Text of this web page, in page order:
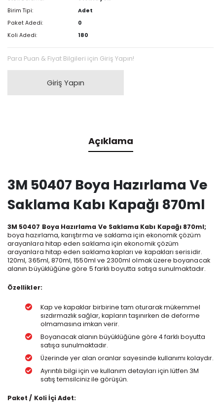
Birim Tipi:
Adet
Paket Adedi:
0
Koli Adedi:
180
Para Puan & Fiyat Bilgileri için Giriş Yapın!
Giriş Yapın
Açıklama
3M 50407 Boya Hazırlama Ve
Saklama Kabı Kapağı 870ml
3M 50407 Boya Hazırlama Ve Saklama Kabı Kapağı 870ml;
boya hazırlama, karıştırma ve saklama için ekonomik çözüm
arayanlara hitap eden saklama için ekonomik çözüm
arayanlara hitap eden saklama kapları ve kapakları serisidir.
120ml, 365ml, 870ml, 1550ml ve 2300ml olmak üzere boyanacak
alanın büyüklüğüne göre 5 farklı boyutta satışa sunulmaktadır.
Özellikler:
Kap ve kapaklar birbirine tam oturarak mükemmel
sızdırmazlık sağlar, kapların taşınırken de deforme
olmamasına imkan verir.
Boyanacak alanın büyüklüğüne göre 4 farklı boyutta
satışa sunulmaktadır.
Üzerinde yer alan oranlar sayesinde kullanımı kolaydır.
Ayrıntılı bilgi için ve kullanım detayları için lütfen 3M
satış temsilciniz ile görüşün.
Paket / Koli İçi Adet: